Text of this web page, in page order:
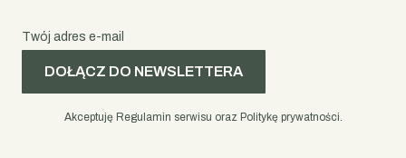
Twój adres e-mail
DOŁĄCZ DO NEWSLETTERA
Akceptuję Regulamin serwisu oraz Politykę prywatności.